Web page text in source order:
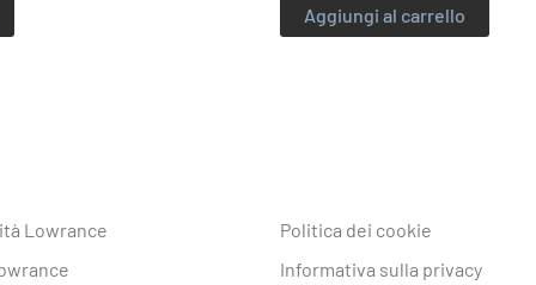
Aggiungi al carrello
Lowrance
Politica dei cookie
Informativa sulla privacy